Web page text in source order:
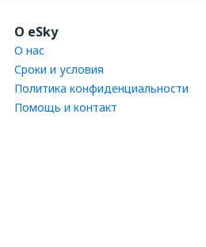
O eSky
О нас
Сроки и условия
Политика конфиденциальности
Помощь и контакт